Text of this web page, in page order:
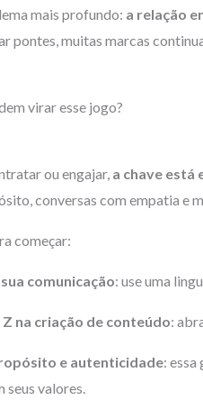
mais profundo: a relação
pontes, muitas marcas
virar esse jogo?
ou engajar, a chave está
conversas com empatia e
começar:
comunicação: use uma
Z na criação de conteúdo:
e autenticidade: essa
seus valores.